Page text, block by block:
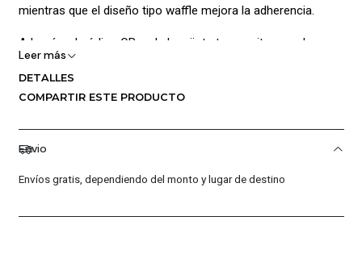
mientras que el diseño tipo waffle mejora la adherencia.
Además, el código QR en la lengüeta te permite acceder a
una guía de mantenimiento y reciclaje del calzado,
extendiendo su vida útil. Con un enfoque sostenible, al
menos el 50% del contenido es reciclado, reflejando el
Composición:
CAP: Sintético 17%, Textil 83%
Suela: Caucho
Leer más
DETALLES
COMPARTIR ESTE PRODUCTO
Envio
Envíos gratis, dependiendo del monto y lugar de destino